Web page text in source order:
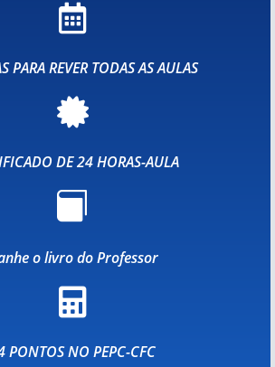

PARA REVER TODAS AS AULAS

DE 24 HORAS-AULA

o livro do Professor

PONTOS NO PEPC-CFC